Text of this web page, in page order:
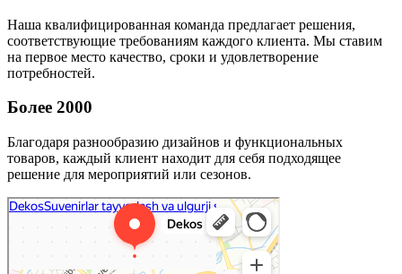
Наша квалифицированная команда предлагает решения,
соответствующие требованиям каждого клиента. Мы ставим
на первое место качество, сроки и удовлетворение
потребностей.
Более 2000
Благодаря разнообразию дизайнов и функциональных
товаров, каждый клиент находит для себя подходящее
решение для мероприятий или сезонов.